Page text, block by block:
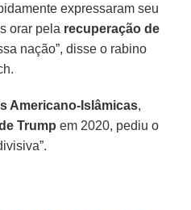
expressaram seu
orar pela recuperação de
nação”, disse o rabino
Americano-Islâmicas,
Trump em 2020, pediu o